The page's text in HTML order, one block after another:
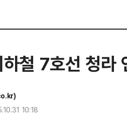
철 7호선 청
10:18